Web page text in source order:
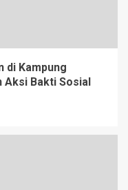
di Kampung
Aksi Bakti Sosial